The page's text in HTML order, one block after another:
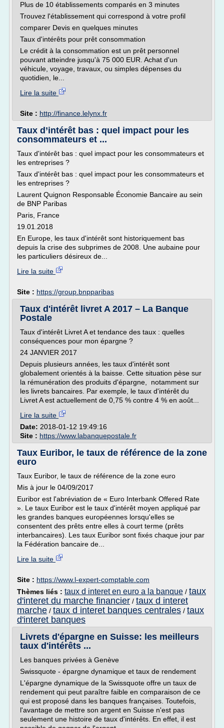
Plus de 10 établissements comparés en 3 minutes
Trouvez l'établissement qui correspond à votre profil
comparer Devis en quelques minutes
Taux d'intérêts pour prêt consommation
Le crédit à la consommation est un prêt personnel
pouvant atteindre jusqu'à 75 000 EUR. Achat d'un
véhicule, voyage, travaux, ou simples dépenses du
quotidien, le...
Lire la suite
Site : http://finance.lelynx.fr
Taux d’intérêt bas : quel impact pour les
consommateurs et ...
Taux d'intérêt bas : quel impact pour les consommateurs et
les entreprises ?
Taux d'intérêt bas : quel impact pour les consommateurs et
les entreprises ?
Laurent Quignon Responsable Économie Bancaire au sein
de BNP Paribas
Paris, France
19.01.2018
En Europe, les taux d'intérêt sont historiquement bas
depuis la crise des subprimes de 2008. Une aubaine pour
les particuliers désireux de...
Lire la suite
Site : https://group.bnpparibas
Taux d'intérêt livret A 2017 – La Banque
Postale
Taux d'intérêt Livret A et tendance des taux : quelles
conséquences pour mon épargne ?
24 JANVIER 2017
Depuis plusieurs années, les taux d'intérêt sont
globalement orientés à la baisse. Cette situation pèse sur
la rémunération des produits d'épargne, notamment sur
les livrets bancaires. Par exemple, le taux d'intérêt du
Livret A est actuellement de 0,75 % contre 4 % en août...
Lire la suite
Date: 2018-01-12 19:49:16
Site : https://www.labanquepostale.fr
Taux Euribor, le taux de référence de la zone
euro
Taux Euribor, le taux de référence de la zone euro
Mis à jour le 04/09/2017
Euribor est l'abréviation de « Euro Interbank Offered Rate
». Le taux Euribor est le taux d'intérêt moyen appliqué par
les grandes banques européennes lorsqu'elles se
consentent des prêts entre elles à court terme (prêts
interbancaires). Les taux Euribor sont fixés chaque jour par
la Fédération bancaire de...
Lire la suite
Site : https://www.l-expert-comptable.com
Thèmes liés : taux d interet en euro a la banque / taux
d'interet du marche financier / taux d interet
marche / taux d interet banques centrales / taux
d'interet banques
Livrets d'épargne en Suisse: les meilleurs
taux d'intérêts ...
Les banques privées à Genève
Swissquote - épargne dynamique et taux de rendement
L'épargne dynamique de la Swissquote offre un taux de
rendement qui peut paraître faible en comparaison de ce
qui est proposé dans les banques françaises. Toutefois,
l'avantage de mettre son argent en Suisse n'est pas
seulement une histoire de taux d'intérêts. En effet, il est